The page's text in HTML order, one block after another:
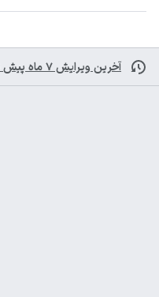
آخرین ویرایش ۷ ماه پیش